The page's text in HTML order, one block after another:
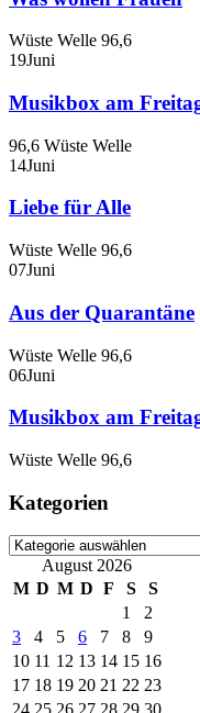
Wüste Welle 96,6
19Juni
Musikbox am
96,6 Wüste Welle
14Juni
Liebe für Alle
Wüste Welle 96,6
07Juni
Aus der Quarantäne
Wüste Welle 96,6
06Juni
Musikbox am
Wüste Welle 96,6
Kategorien
Kategorien
August 2026
M D M D F S
S
1
2
3
4 5 6 7 8
9
10 11 12 13 14 15 16
17 18 19 20 21 22 23